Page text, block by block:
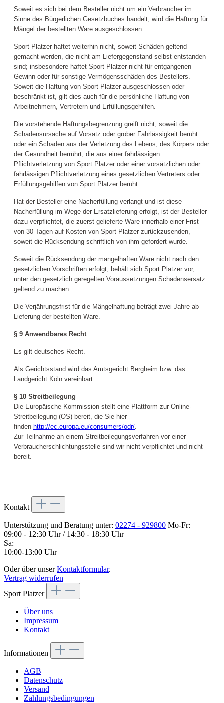
Soweit es sich bei dem Besteller nicht um ein Verbraucher im
Sinne des Bürgerlichen Gesetzbuches handelt, wird die Haftung für
Mängel der bestellten Ware ausgeschlossen.
Sport Platzer haftet weiterhin nicht, soweit Schäden geltend
gemacht werden, die nicht am Liefergegenstand selbst entstanden
sind; insbesondere haftet Sport Platzer nicht für entgangenen
Gewinn oder für sonstige Vermögensschäden des Bestellers.
Soweit die Haftung von Sport Platzer ausgeschlossen oder
beschränkt ist, gilt dies auch für die persönliche Haftung von
Arbeitnehmern, Vertretern und Erfüllungsgehilfen.
Die vorstehende Haftungsbegrenzung greift nicht, soweit die
Schadensursache auf Vorsatz oder grober Fahrlässigkeit beruht
oder ein Schaden aus der Verletzung des Lebens, des Körpers oder
der Gesundheit herrührt, die aus einer fahrlässigen
Pflichtverletzung von Sport Platzer oder einer vorsätzlichen oder
fahrlässigen Pflichtverletzung eines gesetzlichen Vertreters oder
Erfüllungsgehilfen von Sport Platzer beruht.
Hat der Besteller eine Nacherfüllung verlangt und ist diese
Nacherfüllung im Wege der Ersatzlieferung erfolgt, ist der Besteller
dazu verpflichtet, die zuerst gelieferte Ware innerhalb einer Frist
von 30 Tagen auf Kosten von Sport Platzer zurückzusenden,
soweit die Rücksendung schriftlich von ihm gefordert wurde.
Soweit die Rücksendung der mangelhaften Ware nicht nach den
gesetzlichen Vorschriften erfolgt, behält sich Sport Platzer vor,
unter den gesetzlich geregelten Voraussetzungen Schadensersatz
geltend zu machen.
Die Verjährungsfrist für die Mängelhaftung beträgt zwei Jahre ab
Lieferung der bestellten Ware.
§ 9 Anwendbares Recht
Es gilt deutsches Recht.
Als Gerichtsstand wird das Amtsgericht Bergheim bzw. das
Landgericht Köln vereinbart.
§ 10 Streitbeilegung
Die Europäische Kommission stellt eine Plattform zur Online-
Streitbeilegung (OS) bereit, die Sie hier
finden http://ec.europa.eu/consumers/odr/
Zur Teilnahme an einem Streitbeilegungsverfahren vor einer
Verbraucherschlichtungsstelle sind wir nicht verpflichtet und nicht
bereit.
Kontakt
Unterstützung und Beratung unter: 02274 - 929800 Mo-Fr:
09:00 - 12:30 Uhr / 14:30 - 18:30 Uhr
Sa:
10:00-13:00 Uhr
Oder über unserKontaktformular.
Vertrag widerrufen
Sport Platzer
Über uns
Impressum
Kontakt
Informationen
AGB
Datenschutz
Versand
Zahlungsbedingungen